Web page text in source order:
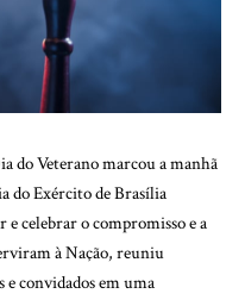
do Veterano marcou a manhã
do Exército de Brasília
celebrar o compromisso e a
à Nação, reuniu
convidados em uma